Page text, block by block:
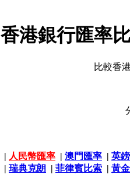
香港銀行匯率
比較香
| 人民幣匯率 | 澳門匯率 | 英
| 瑞典克朗 | 菲律賓比索 | 黃